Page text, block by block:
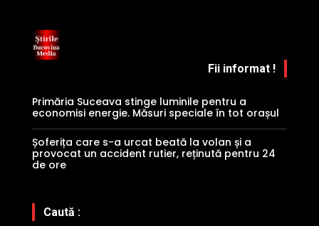
Fii informat !
Primăria Suceava stinge luminile pentru a
economisi energie. Măsuri speciale în tot orașul
Șoferița care s-a urcat beată la volan și a
provocat un accident rutier, reținută pentru 24
de ore
Caută :